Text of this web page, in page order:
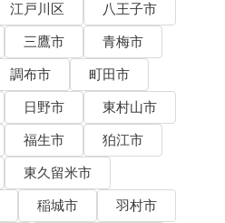
江戸川区
八王子市
三鷹市
青梅市
調布市
町田市
日野市
東村山市
福生市
狛江市
東久留米市
稲城市
羽村市